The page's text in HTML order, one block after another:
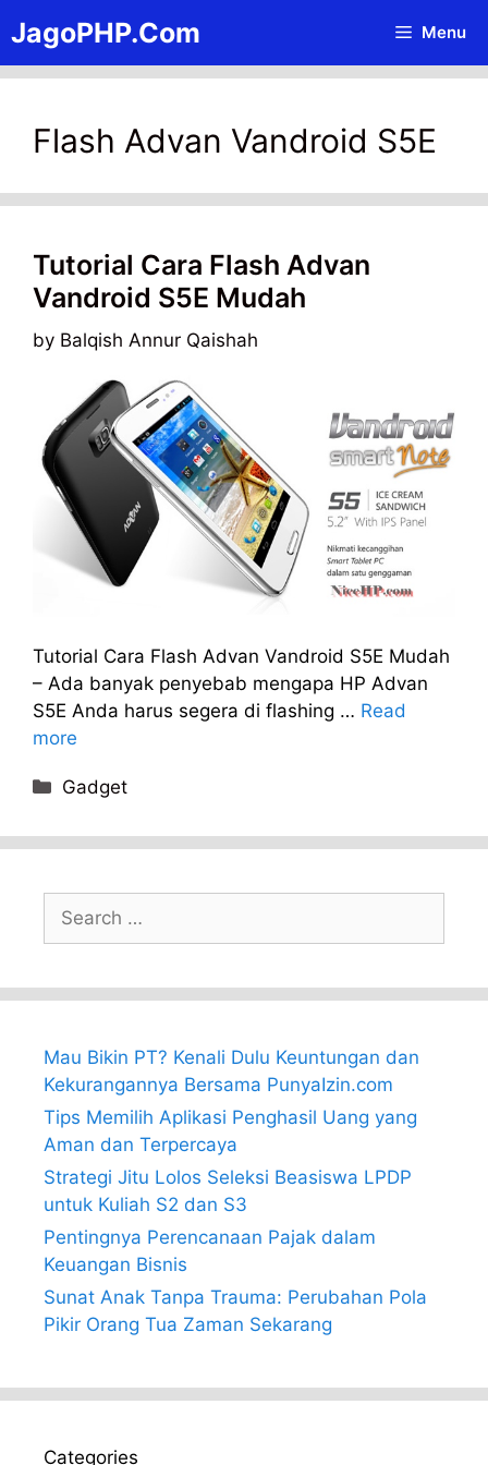
to
content
JagoPHP.Com Menu
Flash Advan Vandroid S5E
Tutorial Cara Flash Advan
Vandroid S5E Mudah
by Balqish Annur Qaishah
Tutorial Cara Flash Advan Vandroid S5E Mudah
– Ada banyak penyebab mengapa HP Advan
S5E Anda harus segera di flashing … Read
more
Categories
Gadget
for:
Mau Bikin PT? Kenali Dulu Keuntungan dan
Kekurangannya Bersama PunyaIzin.com
Tips Memilih Aplikasi Penghasil Uang yang
Aman dan Terpercaya
Strategi Jitu Lolos Seleksi Beasiswa LPDP
untuk Kuliah S2 dan S3
Pentingnya Perencanaan Pajak dalam
Keuangan Bisnis
Sunat Anak Tanpa Trauma: Perubahan Pola
Pikir Orang Tua Zaman Sekarang
Categories